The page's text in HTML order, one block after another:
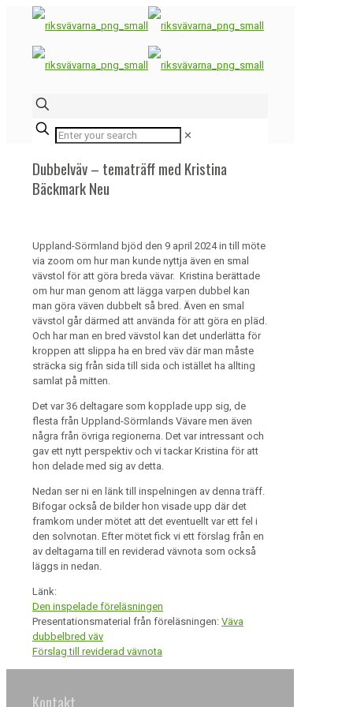
✕
Dubbelväv – tematräff med Kristina
Bäckmark Neu
Uppland-Sörmland bjöd den 9 april 2024 in till möte
via zoom om hur man kunde nyttja även en smal
vävstol för att göra breda vävar. Kristina berättade
om hur man genom att lägga varpen dubbel kan
man göra väven dubbelt så bred. Även en smal
vävstol går därmed att använda för att göra en pläd.
Och har man en bred vävstol kan det underlätta för
kroppen att slippa ha en bred väv där man måste
sträcka sig från sida till sida och istället ha allting
samlat på mitten.
Det var 36 deltagare som kopplade upp sig, de
flesta från Uppland-Sörmlands Vävare men även
några från övriga regionerna. Det var intressant och
gav ett nytt perspektiv och vi tackar Kristina för att
hon delade med sig av detta.
Nedan ser ni en länk till inspelningen av denna träff.
Bifogar också de bilder hon visade upp där det
framkom under mötet att det eventuellt var ett fel i
den solvnotan. Efter mötet fick vi ett förslag från en
av deltagarna till en reviderad vävnota som också
läggs in nedan.
Länk:
Den inspelade föreläsningen
Presentationsmaterial från föreläsningen: Väva
dubbelbred väv
Förslag till reviderad vävnota
Kontakt